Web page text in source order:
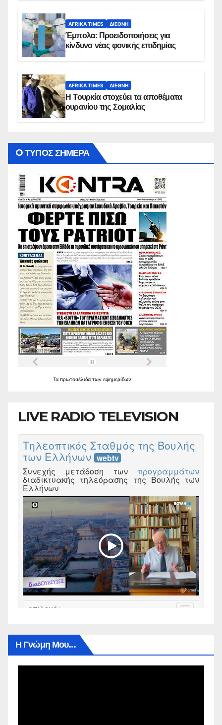
AFRIKA TIMES ΔΙΕΘΝΉ
Έμπολα: Προειδοποιήσεις για
κίνδυνο νέας φονικής επιδημίας
AFRIKA TIMES ΔΙΕΘΝΉ
Η Τουρκία στοχεύει τα αποθέματα
ουρανίου της Σομαλίας
O ΤΥΠΟΣ ΣΗΜΕΡΑ
Τα πρωτοσέλιδα των εφημερίδων
LIVE RADIO TELEVISION
Η Γνώμη Μου…